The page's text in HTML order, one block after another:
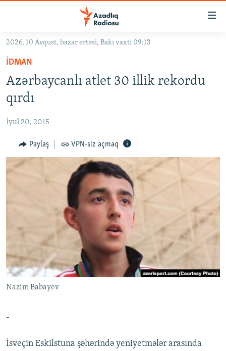
Əsas
qayıt
Əsas
naviqasiyaya
qayıt
Axtarışa
keç
#İZAHLA
KORRUPSIOMETR
#ƏSLINDƏ
FƏRQƏ BAX
QANUNI DOĞRU
ARAŞDIRMA
FOTOQALEREYA
İNFOQRAFIKA
KARIKATURA
AZƏRBAYCAN ƏDƏBIYYATI KITABXANASI
İSLAM VƏ DEMOKRATIYA
İZ - MƏDƏNIYYƏT PROQRAMI
HAQQIMIZDA
MISSIYAMIZ
PEŞƏ ETIKASI VƏ JURNALISTIKA STANDARTLARIMIZ
MATERIALLARIMIZDAN ISTIFADƏ
AZADLIQRADIOSU MOBIL TELEFONUNUZDA
RFE/RL-in bütün saytları
2026, 10 Avqust, bazar ertəsi, Bakı vaxtı 09:13
İDMAN
Azərbaycanlı atlet 30 illik rekordu
qırdı
İyul 20, 2015
Paylaş VPN-siz açmaq
Nazim Babayev
-
İsveçin Eskilstuna şəhərində yeniyetmələr arasında